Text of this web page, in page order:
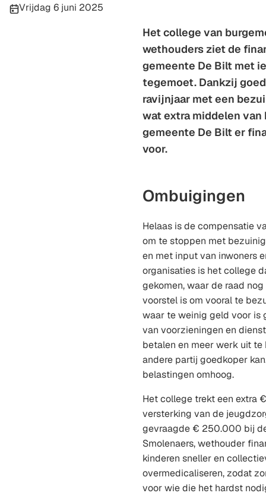
Publicatiedatum:
Vrijdag 6 juni 2025
Het college van
wethouders ziet de
gemeente De Bilt met
tegemoet. Dankzij
ravijnjaar met een
wat extra middelen van
gemeente De Bilt er
voor.
Ombuigingen
Helaas is de compensatie
om te stoppen met
en met input van inwoners
organisaties is het college
gekomen, waar de raad
voorstel is om vooral te
waar te weinig geld voor is
van voorzieningen en
betalen en meer werk uit
andere partij goedkoper
belastingen omhoog.
Het college trekt een extra
versterking van de
gevraagde € 250.000 bij
Smolenaers, wethouder
kinderen sneller en
overmedicaliseren, zodat
voor wie die het hardst